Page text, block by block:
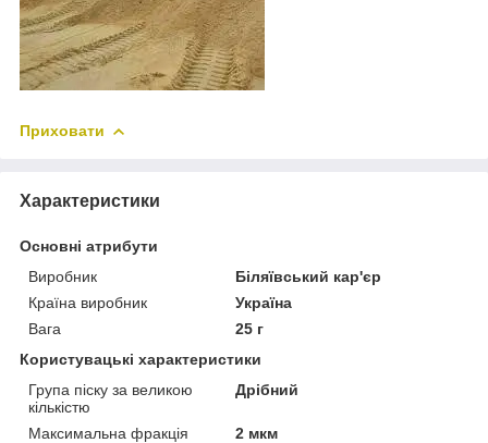
Приховати
Характеристики
Основні атрибути
Виробник
Біляївський кар'єр
Країна виробник
Україна
Вага
25 г
Користувацькі характеристики
Група піску за великою
кількістю
Дрібний
Максимальна фракція
2 мкм